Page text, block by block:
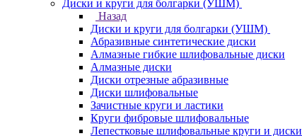
Диски и круги для болгарки (УШМ)
Назад
Диски и круги для болгарки (УШМ)
Абразивные синтетические диски
Алмазные гибкие шлифовальные диски
Алмазные диски
Диски отрезные абразивные
Диски шлифовальные
Зачистные круги и ластики
Круги фибровые шлифовальные
Лепестковые шлифовальные круги и диски